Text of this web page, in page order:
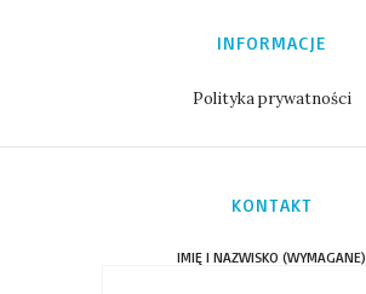
INFORMACJE
Polityka prywatności
KONTAKT
IMIĘ I NAZWISKO (WYMAGANE)